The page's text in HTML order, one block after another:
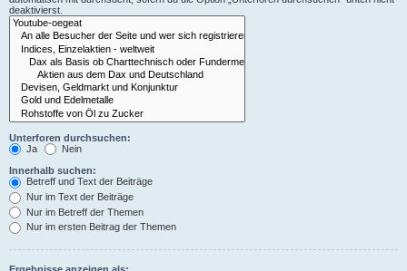
deaktivierst.
Unterforen durchsuchen:
Ja
Nein
Innerhalb suchen:
Betreff und Text der Beiträge
Nur im Text der Beiträge
Nur im Betreff der Themen
Nur im ersten Beitrag der Themen